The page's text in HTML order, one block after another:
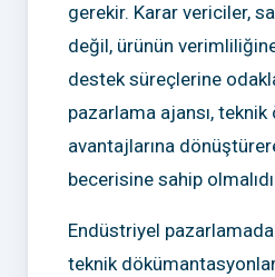
gerekir. Karar vericiler,
değil, ürünün
destek süreçlerine
pazarlama ajansı,
avantajlarına
becerisine sahip
Endüstriyel
teknik